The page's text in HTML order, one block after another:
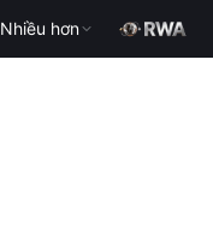
Nhiều hơn